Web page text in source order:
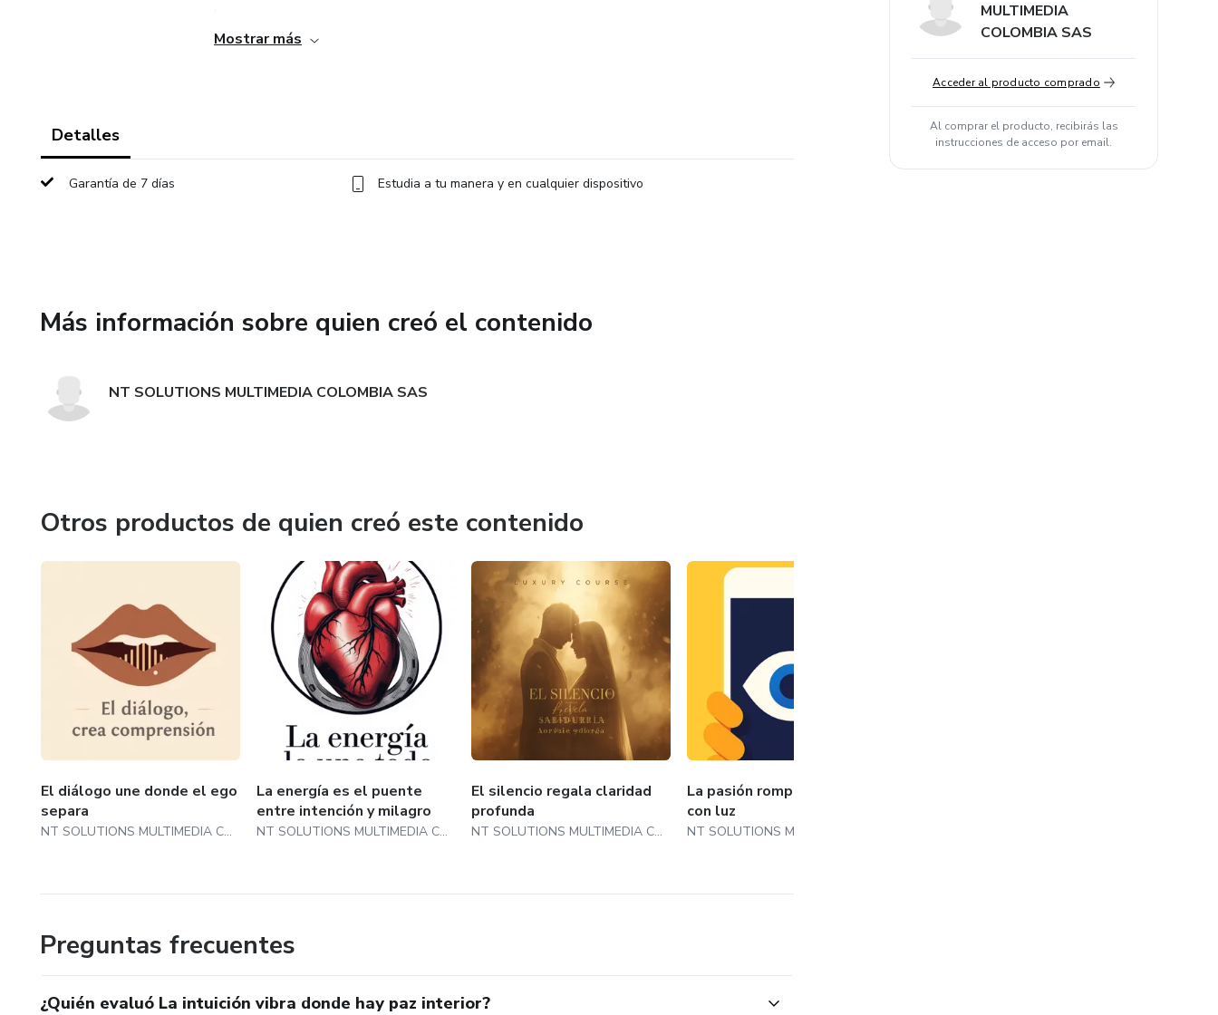
.
Mostrar más
Detalles
Garantía de 7 días Estudia a tu manera y en cualquier dispositivo
Más información sobre quien creó el contenido
NT SOLUTIONS MULTIMEDIA COLOMBIA SAS
Otros productos de quien creó este contenido
El diálogo une donde el ego
separa
NT SOLUTIONS MULTIMEDIA COLOMBIA SAS
La energía es el puente
entre intención y milagro
NT SOLUTIONS MULTIMEDIA COLOMBIA SAS
El silencio regala claridad
profunda
NT SOLUTIONS MULTIMEDIA COLOMBIA SAS
La pasión rompe las dudas
con luz
Preguntas frecuentes
¿Quién evaluó La intuición vibra donde hay paz interior?
MULTIMEDIA
COLOMBIA SAS
Acceder al producto comprado
Al comprar el producto, recibirás las
instrucciones de acceso por email.